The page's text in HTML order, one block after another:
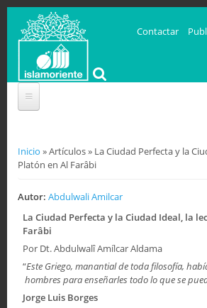
Contactar
Se encuentra usted aquí
Inicio » Artículos » La Ciudad Perfecta y la
Platón en Al Farâbi
Autor: Abdulwali Amilcar
La Ciudad Perfecta y la Ciudad Ideal, la
Farâbi
Por Dt. Abdulwalî Amílcar Aldama
“Este Griego, manantial de toda filosofía,
hombres para enseñarles todo lo que se
Jorge Luis Borges